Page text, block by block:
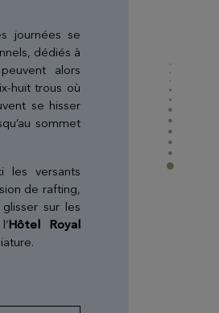
journées se
dédiés à
alors
huit trous où
se hisser
sommet
les versants
de rafting,
sur les
Hôtel Royal